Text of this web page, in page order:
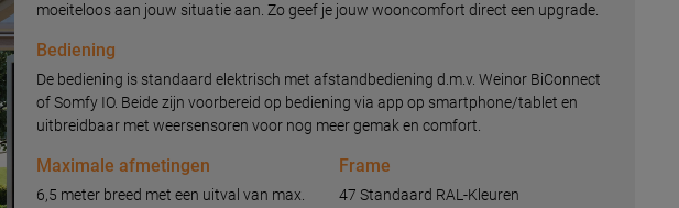
moeiteloos aan jouw situatie aan. Zo geef je jouw wooncomfort direct een upgrade.
Bediening
De bediening is standaard elektrisch met afstandbediening d.m.v. Weinor BiConnect
of Somfy IO. Beide zijn voorbereid op bediening via app op smartphone/tablet en
uitbreidbaar met weersensoren voor nog meer gemak en comfort.
Maximale afmetingen
6,5 meter breed met een uitval van max.
Frame
47 Standaard RAL-Kleuren